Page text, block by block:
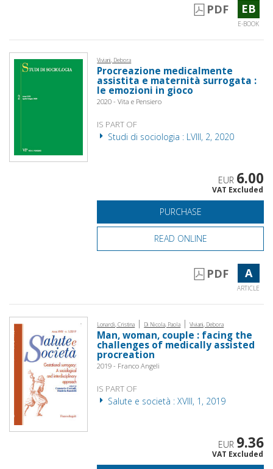
PDF EB
E-BOOK
Viviani, Debora
Procreazione medicalmente
assistita e maternità surrogata :
le emozioni in gioco
2020 - Vita e Pensiero
IS PART OF
Studi di sociologia : LVIII, 2, 2020
EUR 6.00
VAT Excluded
PURCHASE
READ ONLINE
PDF A
ARTICLE
Lonardi, Cristina | Di Nicola, Paola | Viviani, Debora
Man, woman, couple : facing the
challenges of medically assisted
procreation
2019 - Franco Angeli
IS PART OF
Salute e società : XVIII, 1, 2019
EUR 9.36
VAT Excluded